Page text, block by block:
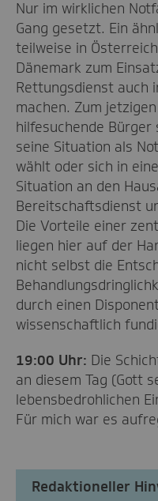
Nur im wirklichen
Gang gesetzt. Ein
teilweise in
Dänemark zum
Rettungsdienst auch
machen. Zum
hilfesuchende
seine Situation als
wählt oder sich in
Situation an den
Bereitschaftsdienst
Die Vorteile einer
liegen hier auf der
nicht selbst die
durch einen
wissenschaftlich
19:00 Uhr: Die
an diesem Tag (Gott
lebensbedrohlichen
Für mich war es
Redaktioneller